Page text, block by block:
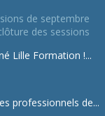
de septembre
des sessions
Lille Formation !...
professionnels de...